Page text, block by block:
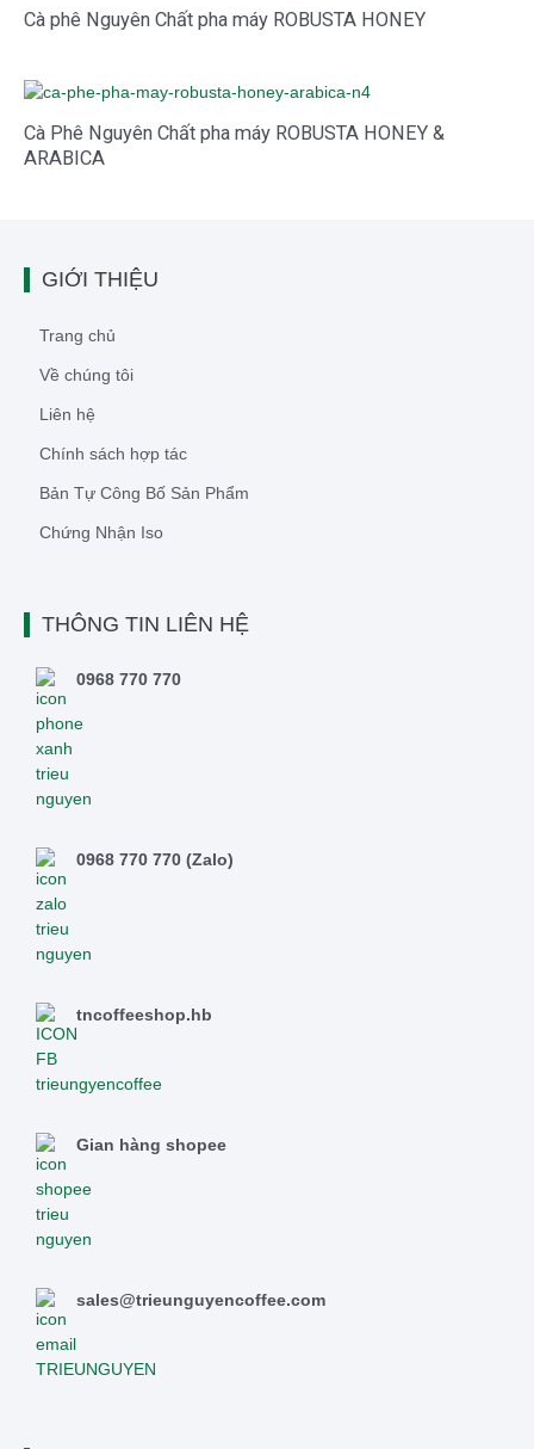
Cà phê Nguyên Chất pha máy ROBUSTA HONEY
Cà Phê Nguyên Chất pha máy ROBUSTA HONEY &
ARABICA
GIỚI THIỆU
Trang chủ
Về chúng tôi
Liên hệ
Chính sách hợp tác
Bản Tự Công Bố Sản Phẩm
Chứng Nhận Iso
THÔNG TIN LIÊN HỆ
0968 770 770
0968 770 770 (Zalo)
tncoffeeshop.hb
Gian hàng shopee
sales@trieunguyencoffee.com